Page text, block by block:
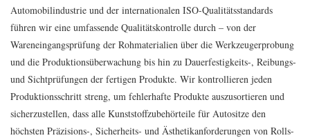
Automobilindustrie und der internationalen ISO-Qualitätsstandards
führen wir eine umfassende Qualitätskontrolle durch – von der
Wareneingangsprüfung der Rohmaterialien über die Werkzeugerprobung
und die Produktionsüberwachung bis hin zu Dauerfestigkeits-, Reibungs-
und Sichtprüfungen der fertigen Produkte. Wir kontrollieren jeden
Produktionsschritt streng, um fehlerhafte Produkte auszusortieren und
sicherzustellen, dass alle Kunststoffzubehörteile für Autositze den
höchsten Präzisions-, Sicherheits- und Ästhetikanforderungen von Rolls-